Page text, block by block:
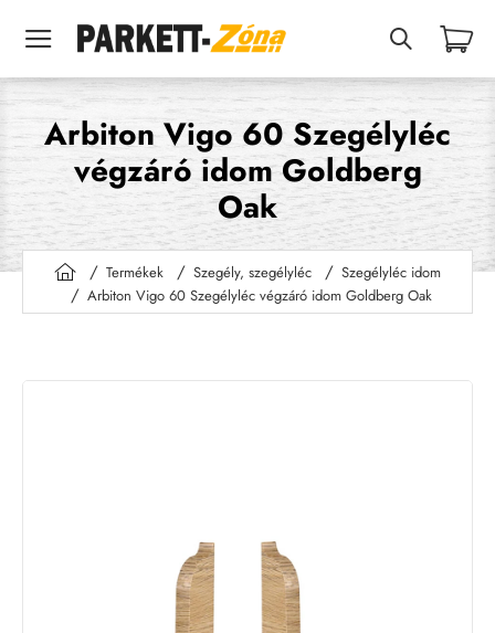
Arbiton Vigo 60 Szegélyléc
végzáró idom Goldberg
Oak
h
o
Termékek Szegély, szegélyléc
Szegélyléc idom
Arbiton Vigo 60 Szegélyléc végzáró idom Goldberg Oak